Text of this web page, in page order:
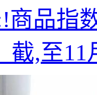
商品指
截,至